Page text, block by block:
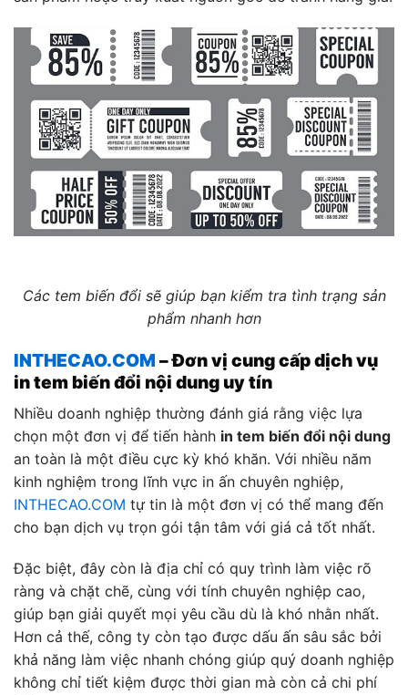
Các tem biến đổi sẽ giúp bạn kiểm tra tình trạng sản
phẩm nhanh hơn
INTHECAO.COM – Đơn vị cung cấp dịch vụ
in tem biến đổi nội dung uy tín
Nhiều doanh nghiệp thường đánh giá rằng việc lựa
chọn một đơn vị để tiến hành in tem biến đổi nội dung
an toàn là một điều cực kỳ khó khăn. Với nhiều năm
kinh nghiệm trong lĩnh vực in ấn chuyên nghiệp,
INTHECAO.COM tự tin là một đơn vị có thể mang đến
cho bạn dịch vụ trọn gói tận tâm với giá cả tốt nhất.
Đặc biệt, đây còn là địa chỉ có quy trình làm việc rõ
ràng và chặt chẽ, cùng với tính chuyên nghiệp cao,
giúp bạn giải quyết mọi yêu cầu dù là khó nhằn nhất.
Hơn cả thế, công ty còn tạo được dấu ấn sâu sắc bởi
khả năng làm việc nhanh chóng giúp quý doanh nghiệp
không chỉ tiết kiệm được thời gian mà còn cả chi phí